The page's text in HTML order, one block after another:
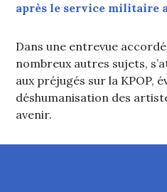
après le service militaire
Dans une entrevue
nombreux autres sujets,
aux préjugés sur la KPOP,
déshumanisation des
avenir.